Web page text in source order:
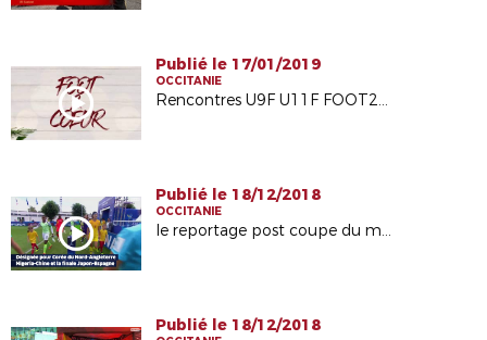
Publié le 17/01/2019
OCCITANIE
Rencontres U9F U11F FOOT2COEUR
Publié le 18/12/2018
OCCITANIE
le reportage post coupe du monde de Stéphanie Frappart sur le site internet Fédéral
Publié le 18/12/2018